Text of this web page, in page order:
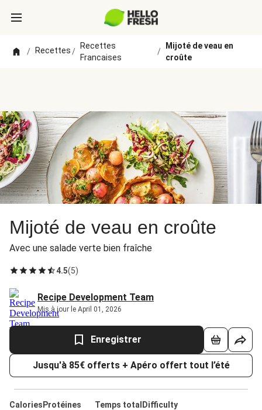
/ Recettes /
Recettes
Francaises
/
Mijoté de veau en
croûte
Mijoté de veau en croûte
Avec une salade verte bien fraîche
4.5(5)
Recipe Development Team
Mis à jour le April 01, 2026
Enregistrer
Jusqu'à 85€ offerts + Apéro offert tout l’été
Calories Protéines
Temps total Difficulty